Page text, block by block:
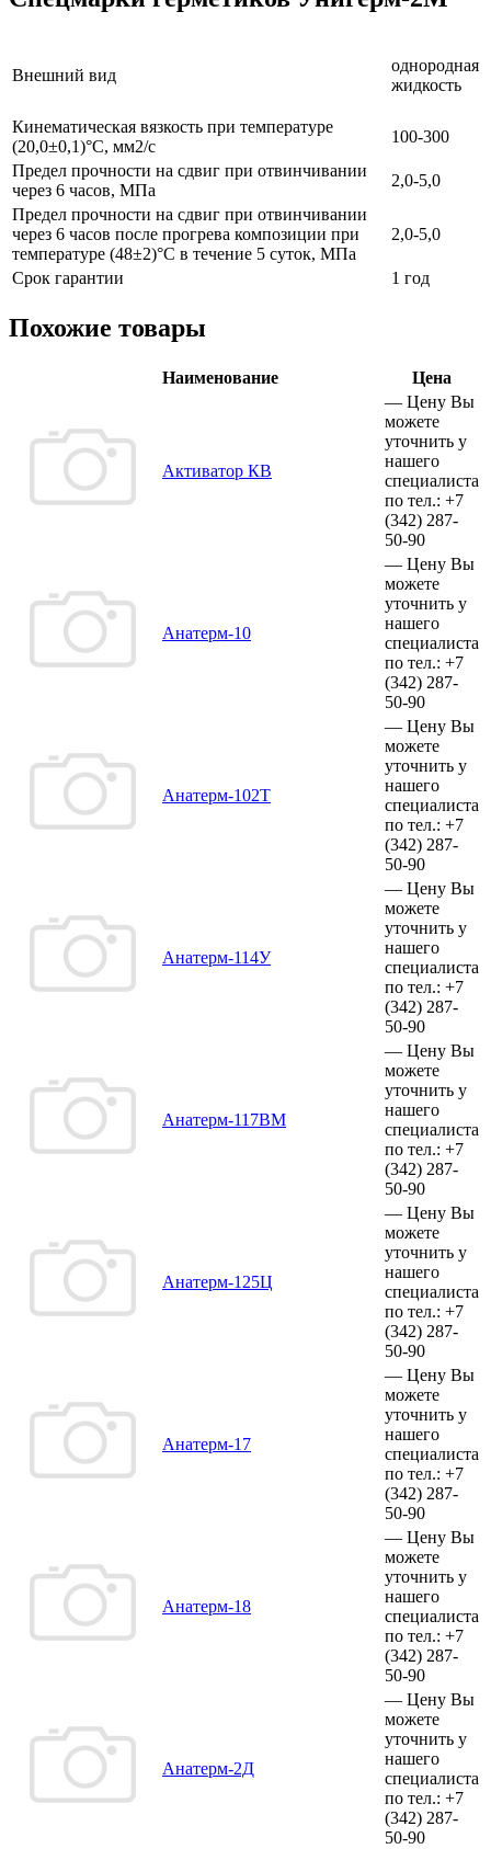
Внешний вид
однородная
жидкость
Кинематическая вязкость при температуре
(20,0±0,1)°С, мм2/с
100-300
Предел прочности на сдвиг при отвинчивании
через 6 часов, МПа
2,0-5,0
Предел прочности на сдвиг при отвинчивании
через 6 часов после прогрева композиции при
температуре (48±2)°С в течение 5 суток, МПа
2,0-5,0
Срок гарантии 1 год
Похожие товары
Наименование Цена
Активатор КВ
— Цену Вы
можете
уточнить у
нашего
специалиста
по тел.: +7
(342) 287-
50-90
Анатерм-10
— Цену Вы
можете
уточнить у
нашего
специалиста
по тел.: +7
(342) 287-
50-90
Анатерм-102Т
— Цену Вы
можете
уточнить у
нашего
специалиста
по тел.: +7
(342) 287-
50-90
Анатерм-114У
— Цену Вы
можете
уточнить у
нашего
специалиста
по тел.: +7
(342) 287-
50-90
Анатерм-117ВМ
— Цену Вы
можете
уточнить у
нашего
специалиста
по тел.: +7
(342) 287-
50-90
Анатерм-125Ц
— Цену Вы
можете
уточнить у
нашего
специалиста
по тел.: +7
(342) 287-
50-90
Анатерм-17
— Цену Вы
можете
уточнить у
нашего
специалиста
по тел.: +7
(342) 287-
50-90
Анатерм-18
— Цену Вы
можете
уточнить у
нашего
специалиста
по тел.: +7
(342) 287-
50-90
Анатерм-2Д
— Цену Вы
можете
уточнить у
нашего
специалиста
по тел.: +7
(342) 287-
50-90